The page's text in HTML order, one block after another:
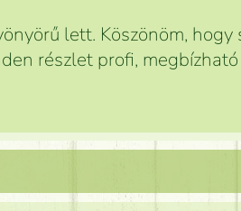
lett. Köszönöm, hogy
részlet profi, megbízható